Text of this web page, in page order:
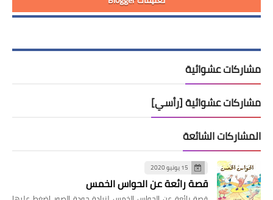
مشاركات عشوائية
مشاركات عشوائية [رأسي]
المشاركات الشائعة
15 يونيو 2020
قصة رائعة عن الحواس الخمس